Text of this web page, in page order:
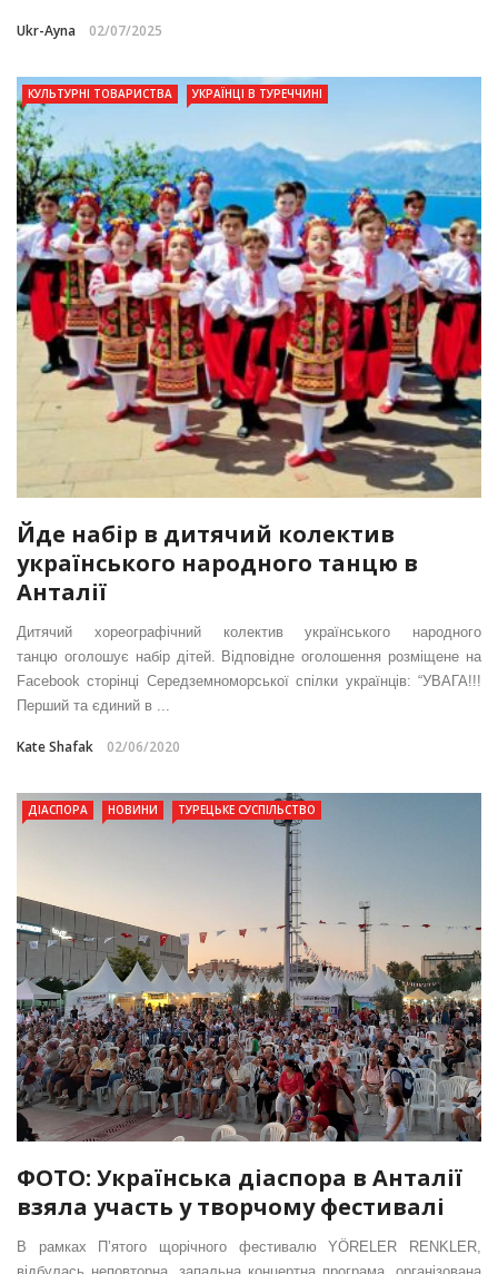
Ukr-Ayna 02/07/2025
КУЛЬТУРНІ ТОВАРИСТВА УКРАЇНЦІ В ТУРЕЧЧИНІ
Йде набір в дитячий колектив
українського народного танцю в
Анталії
Дитячий хореографічний колектив українського народного
танцю оголошує набір дітей. Відповідне оголошення розміщене на
Facebook сторінці Середземноморської спілки українців: “УВАГА!!!
Перший та єдиний в ...
Kate Shafak 02/06/2020
ДІАСПОРА НОВИНИ ТУРЕЦЬКЕ СУСПІЛЬСТВО
ФОТО: Українська діаспора в Анталії
взяла участь у творчому фестивалі
В рамках П’ятого щорічного фестивалю YÖRELER RENKLER,